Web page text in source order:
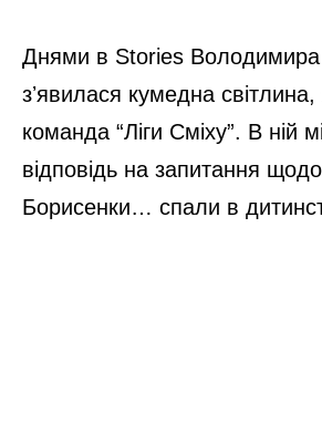
Днями в Stories Володимира
зʼявилася кумедна
команда “Ліги Сміху”. В ній
відповідь на запитання
Борисенки… спали в